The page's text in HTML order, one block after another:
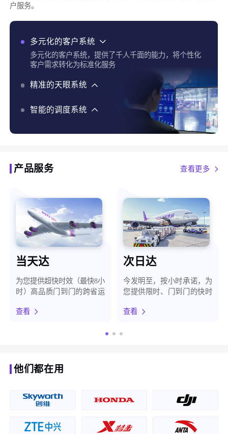
户服务。
多元化的客户系统
多元化的客户系统，提供了千人千面的能力，将个性化
客户需求转化为标准化服务
精准的天眼系统
精准的天眼系统，实现了货物实时追踪、全程运输可视
化、智能预警，最大程度保障客户货物安全
智能的调度系统
智能的调度系统，使用AI、大数据、自有地图等能力，
结合货构、天气、路况等百种维度，为客户提供最优时
产品服务 查看更多
当天达
为您提供超快时效（最快8小
时）高品质门到门的跨省运
查看
次日达
今发明至，按小时承诺，为
您提供限时、门到门的快时
查看
他们都在用